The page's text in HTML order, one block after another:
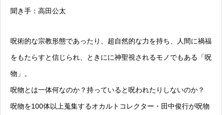
聞き手：高田公太
呪術的な宗教形態であったり、超自然的な力を持ち、人間に禍福
をもたらすと信じられ、ときにに神聖視されるモノでもある「呪
物」。
呪物とは一体何なのか？持っていると呪われたりしないのか？
呪物を100体以上蒐集するオカルトコレクター・田中俊行が呪物